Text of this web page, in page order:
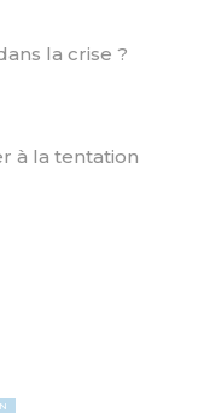
la crise ?
à la tentation